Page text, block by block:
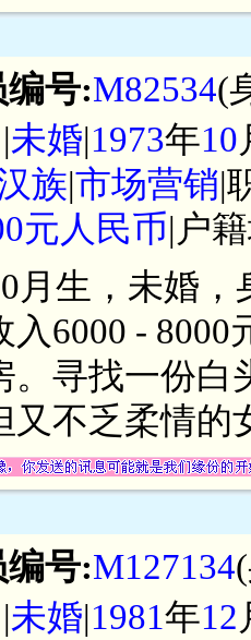
号:M82534(
|未婚|1973年10
族|市场营销|
元人民币|户
月生，未婚
入6000 -
。寻找一份
又不乏柔情的
号:M127134
|未婚|1981年12